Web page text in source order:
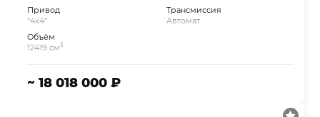
Привод
"4x4"
Объём
12419 см3
Трансмиссия
Автомат
~ 18 018 000 ₽